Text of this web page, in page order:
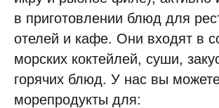
в приготовлении блюд для
отелей и кафе. Они входят в
морских коктейлей, суши,
горячих блюд. У нас вы
морепродукты для:
НАПИШИТЕ НАМ
ООО "ИнтерФудГрупп" - компания-дистрибьютер
продовольственных товаров для B2B и HoReCa.
Поставляем продукты от Калининграда до Владивостока.
Раскрытие информации ООО «ИнтерФудГрупп»
на сайте агентства Интерфакс.
ПОЛИТИКА ОБРАБОТКИ ДАННЫХ
Есть предложения?